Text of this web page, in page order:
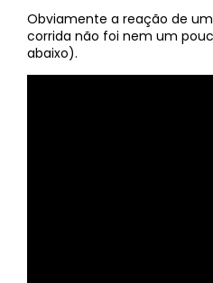
Obviamente a reação de
corrida não foi nem um
abaixo).